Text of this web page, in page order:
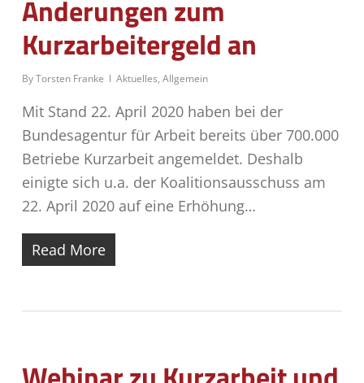
Änderungen zum
Kurzarbeitergeld an
ByTorsten Franke Aktuelles, Allgemein
Mit Stand 22. April 2020 haben bei der
Bundesagentur für Arbeit bereits über 700.000
Betriebe Kurzarbeit angemeldet. Deshalb
einigte sich u.a. der Koalitionsausschuss am
22. April 2020 auf eine Erhöhung…
Read More